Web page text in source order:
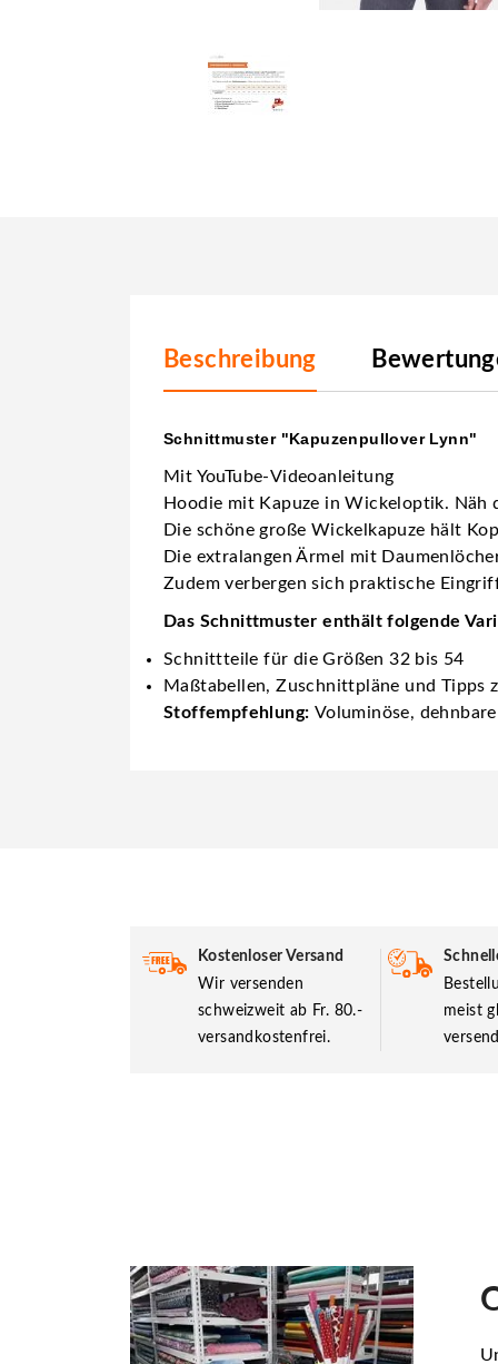
Beschreibung
Schnittmuster "Kapuzenpullover Lynn"
Mit YouTube-Videoanleitung
Hoodie mit Kapuze in Wickeloptik. Näh
Die schöne große Wickelkapuze hält
Die extralangen Ärmel mit
Zudem verbergen sich praktische
Das Schnittmuster enthält folgende
Schnittteile für die Größen 32 bis 54
Maßtabellen, Zuschnittpläne und Tipps
Stoffempfehlung: Voluminöse,
Kostenloser Versand
Wir versenden
schweizweit ab Fr. 80.-
versandkostenfrei.
meist